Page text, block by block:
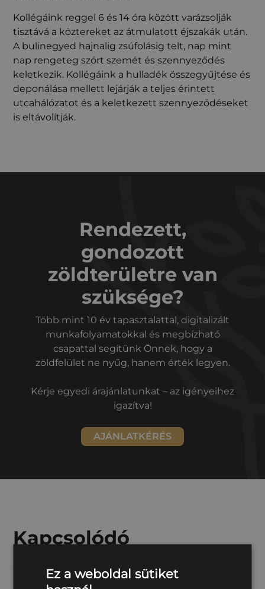
Kollégáink reggel 6 és 14 óra között varázsolják
tisztává a köztereket az átmulatott éjszakák után.
A bulinegyed hajnalig zsúfolásig telt, nap mint
nap rengeteg szórt szemét és szennyeződés
keletkezik. Kollégáink a hulladék összegyűjtése és
deponálása mellett lejárják a teljes érintett
utcahálózatot és a keletkezett szennyeződéseket
is eltávolítják.
Rendezett,
gondozott
zöldterületre van
szüksége?
Több mint 10 év tapasztalattal, digitalizált
munkafolyamatokkal és megbízható
csapattal segítünk Önnek, hogy a
zöldfelület ne nyűg, hanem érték legyen.
Kérje egyedi árajánlatunkat – az igényeihez
igazítva!
AJÁNLATKÉRÉS
Kapcsolódó
Ez a weboldal sütiket